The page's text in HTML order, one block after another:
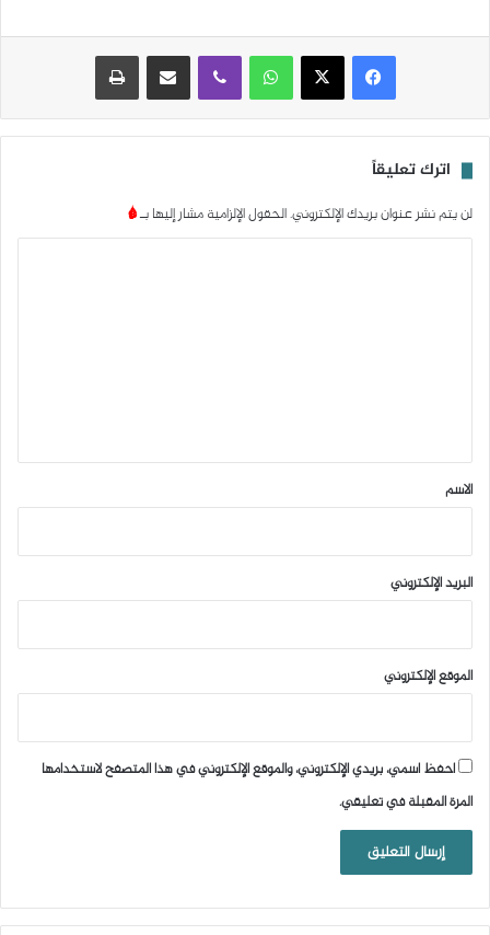
واتساب مشاركة عبر البريد
اترك تعليقاً
لن يتم نشر عنوان بريدك الإلكتروني.الحقول الإلزامية مشار إليها بـ*
*
الاسم
البريد الإلكتروني
الموقع الإلكتروني
احفظ اسمي، بريدي الإلكتروني، والموقع الإلكتروني في هذا المتصفح لاستخدامها
المرة المقبلة في تعليقي.